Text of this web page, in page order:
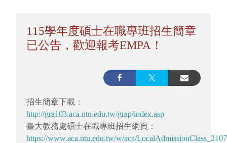
115學年度碩士在職專班招生簡章
已公告，歡迎報考EMPA！
招生簡章下載：
http://gra103.aca.ntu.edu.tw/grap/index.asp
臺大教務處碩士在職專班招生網頁：
https://www.aca.ntu.edu.tw/w/aca/